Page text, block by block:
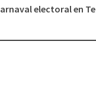
electoral en Te